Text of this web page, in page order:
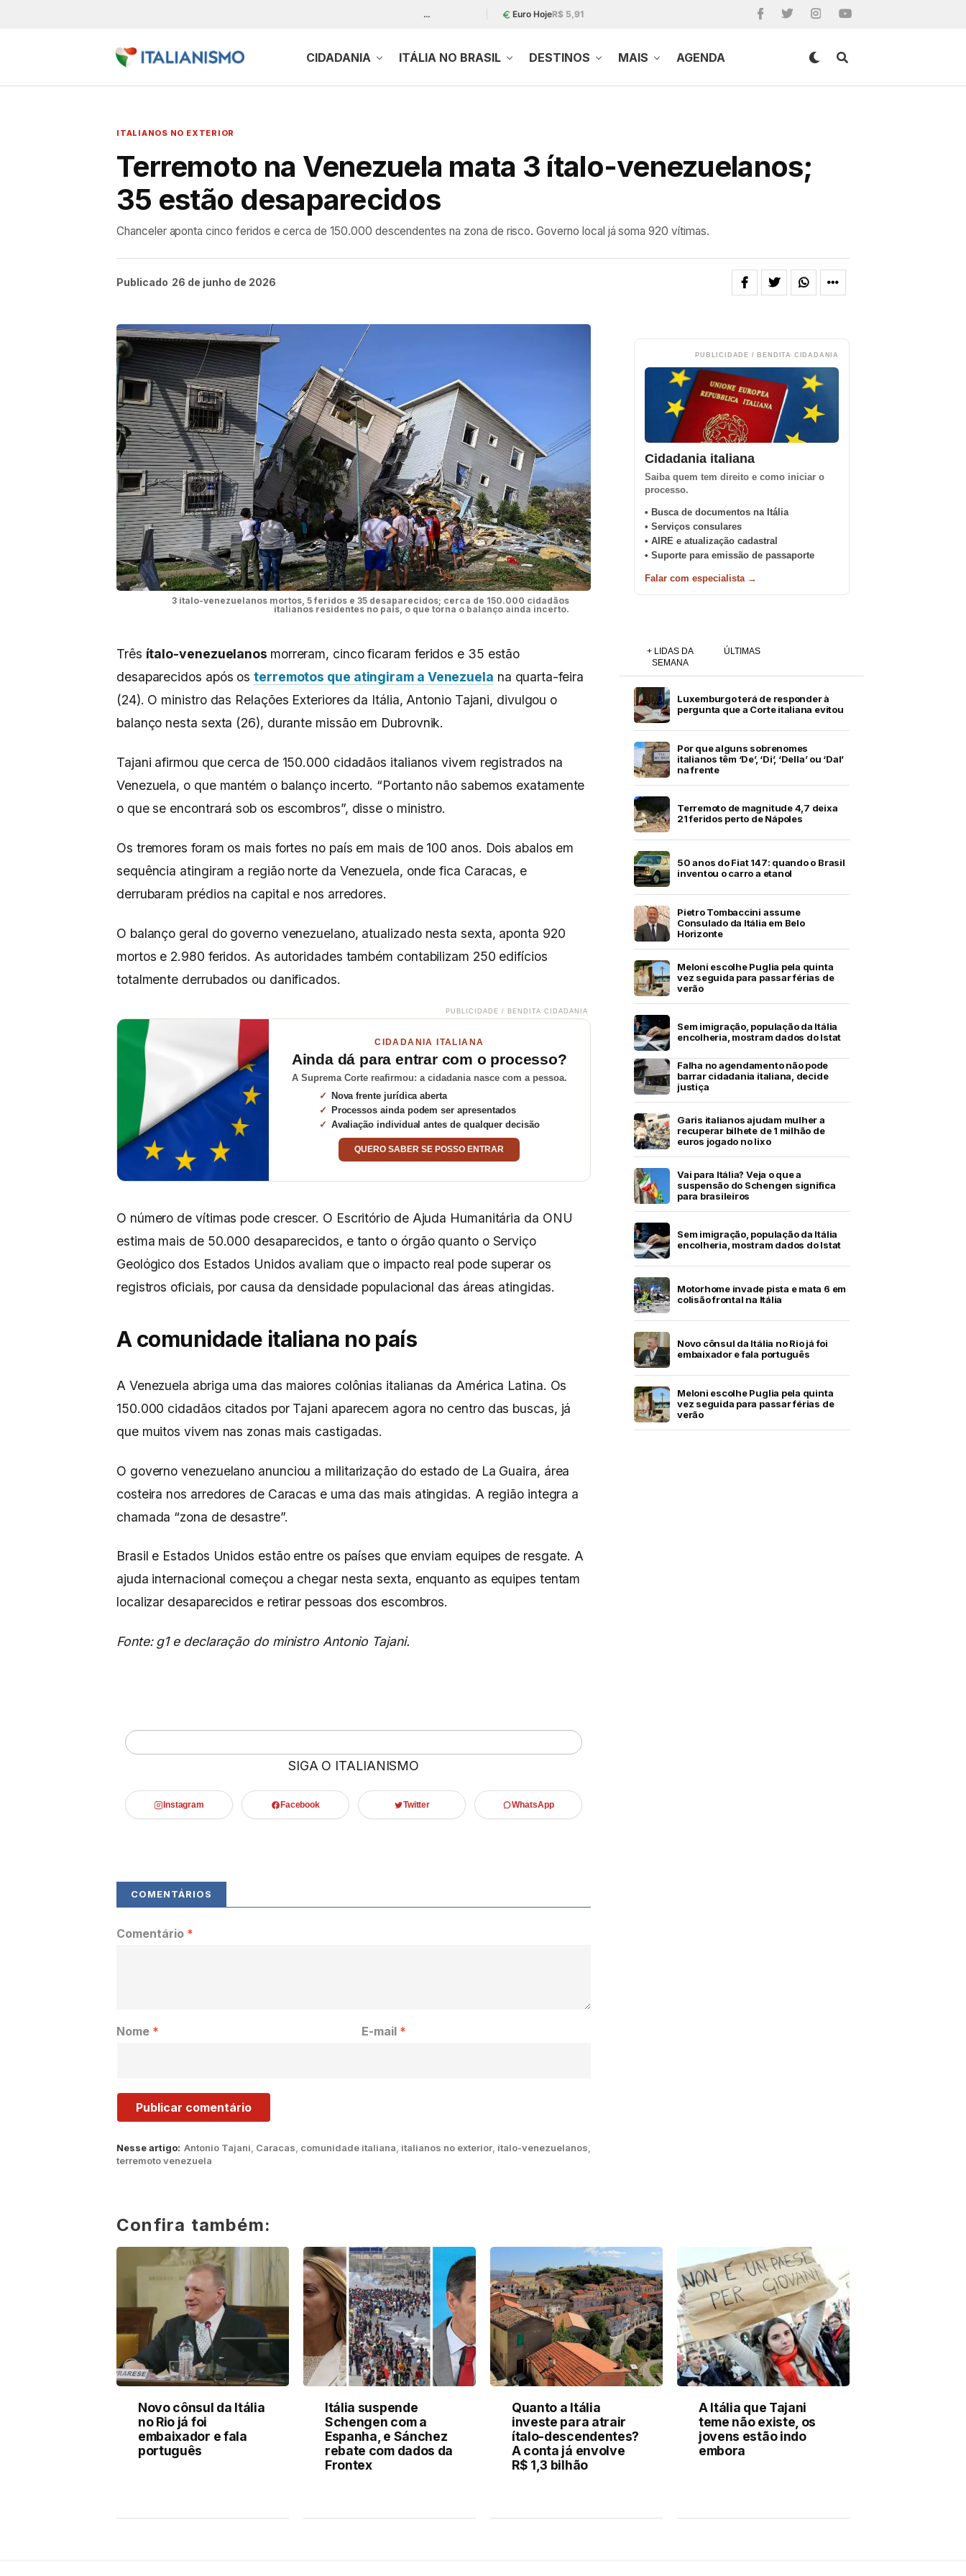
… Euro HojeR$ 5,91
CIDADANIA ITÁLIA NO BRASIL DESTINOS MAIS AGENDA
ITALIANOS NO EXTERIOR
Terremoto na Venezuela mata 3 ítalo-venezuelanos;
35 estão desaparecidos
Chanceler aponta cinco feridos e cerca de 150.000 descendentes na zona de risco. Governo local já soma 920 vítimas.
Publicado 26 de junho de 2026
3 ítalo-venezuelanos mortos, 5 feridos e 35 desaparecidos; cerca de 150.000 cidadãos
italianos residentes no país, o que torna o balanço ainda incerto.
Três ítalo-venezuelanos morreram, cinco ficaram feridos e 35 estão
desaparecidos após osterremotos que atingiram a Venezuela na quarta-feira
(24). O ministro das Relações Exteriores da Itália, Antonio Tajani, divulgou o
balanço nesta sexta (26), durante missão em Dubrovnik.
Tajani afirmou que cerca de 150.000 cidadãos italianos vivem registrados na
Venezuela, o que mantém o balanço incerto. “Portanto não sabemos exatamente
o que se encontrará sob os escombros”, disse o ministro.
Os tremores foram os mais fortes no país em mais de 100 anos. Dois abalos em
sequência atingiram a região norte da Venezuela, onde fica Caracas, e
derrubaram prédios na capital e nos arredores.
O balanço geral do governo venezuelano, atualizado nesta sexta, aponta 920
mortos e 2.980 feridos. As autoridades também contabilizam 250 edifícios
totalmente derrubados ou danificados.
PUBLICIDADE / BENDITA CIDADANIA
CIDADANIA ITALIANA
Ainda dá para entrar com o processo?
A Suprema Corte reafirmou: a cidadania nasce com a pessoa.
Nova frente jurídica aberta
Processos ainda podem ser apresentados
Avaliação individual antes de qualquer decisão
QUERO SABER SE POSSO ENTRAR
O número de vítimas pode crescer. O Escritório de Ajuda Humanitária da ONU
estima mais de 50.000 desaparecidos, e tanto o órgão quanto o Serviço
Geológico dos Estados Unidos avaliam que o impacto real pode superar os
registros oficiais, por causa da densidade populacional das áreas atingidas.
A comunidade italiana no país
A Venezuela abriga uma das maiores colônias italianas da América Latina. Os
150.000 cidadãos citados por Tajani aparecem agora no centro das buscas, já
que muitos vivem nas zonas mais castigadas.
O governo venezuelano anunciou a militarização do estado de La Guaira, área
costeira nos arredores de Caracas e uma das mais atingidas. A região integra a
chamada “zona de desastre”.
Brasil e Estados Unidos estão entre os países que enviam equipes de resgate. A
ajuda internacional começou a chegar nesta sexta, enquanto as equipes tentam
localizar desaparecidos e retirar pessoas dos escombros.
Fonte: g1 e declaração do ministro Antonio Tajani.
SIGA O ITALIANISMO
Instagram Facebook Twitter WhatsApp
Nesse artigo: Antonio Tajani Caracas comunidade italiana italianos no exterior ítalo-venezuelanos
terremoto venezuela
Comentário *
Nome * E-mail *
PUBLICIDADE / BENDITA CIDADANIA
Cidadania italiana
Saiba quem tem direito e como iniciar o
processo.
• Busca de documentos na Itália
• Serviços consulares
• AIRE e atualização cadastral
• Suporte para emissão de passaporte
Falar com especialista →
+ LIDAS DA
SEMANA
ÚLTIMAS
Luxemburgo terá de responder à
pergunta que a Corte italiana evitou
Por que alguns sobrenomes
italianos têm ‘De’, ‘Di’, ‘Della’ ou ‘Dal’
na frente
Terremoto de magnitude 4,7 deixa
21 feridos perto de Nápoles
50 anos do Fiat 147: quando o Brasil
inventou o carro a etanol
Pietro Tombaccini assume
Consulado da Itália em Belo
Horizonte
Meloni escolhe Puglia pela quinta
vez seguida para passar férias de
verão
Sem imigração, população da Itália
encolheria, mostram dados do Istat
Falha no agendamento não pode
barrar cidadania italiana, decide
justiça
Garis italianos ajudam mulher a
recuperar bilhete de 1 milhão de
euros jogado no lixo
Vai para Itália? Veja o que a
suspensão do Schengen significa
para brasileiros
Sem imigração, população da Itália
encolheria, mostram dados do Istat
Motorhome invade pista e mata 6 em
colisão frontal na Itália
Novo cônsul da Itália no Rio já foi
embaixador e fala português
Meloni escolhe Puglia pela quinta
vez seguida para passar férias de
verão
Confira também:
Novo cônsul da Itália
no Rio já foi
embaixador e fala
português
Itália suspende
Schengen com a
Espanha, e Sánchez
rebate com dados da
Frontex
Quanto a Itália
investe para atrair
ítalo-descendentes?
A conta já envolve
R$ 1,3 bilhão
A Itália que Tajani
teme não existe, os
jovens estão indo
embora